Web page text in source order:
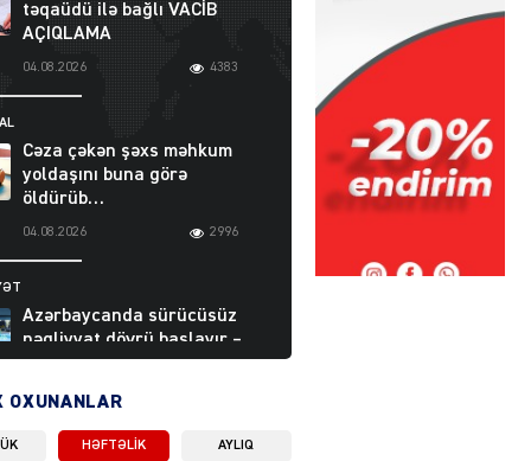
təqaüdü ilə bağlı VACİB
AÇIQLAMA
04.08.2026 4383
Cəza çəkən şəxs məhkum
yoldaşını buna görə
öldürüb…
04.08.2026 2996
Azərbaycanda sürücüsüz
nəqliyyat dövrü başlayır –
BELƏ işləyəcək
04.08.2026
OXUNANLAR
HƏFTƏLIK AYLIQ